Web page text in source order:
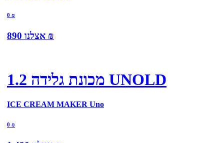
0 ₪
אצלנו 890 ₪
מכונת גלידה 1.2 UNOLD
ICE CREAM MAKER Uno
0 ₪